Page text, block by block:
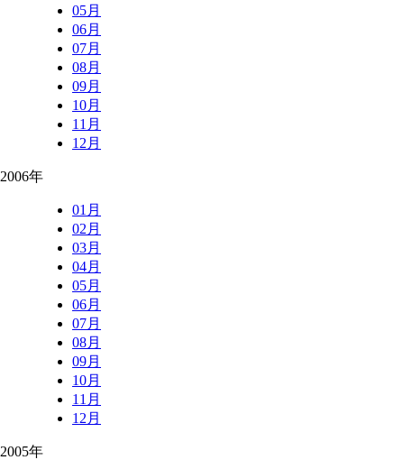
05月
06月
07月
08月
09月
10月
11月
12月
2006年
01月
02月
03月
04月
05月
06月
07月
08月
09月
10月
11月
12月
2005年